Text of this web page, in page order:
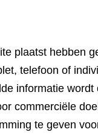
plaatst hebben
telefoon of
informatie
commerciële
te geven